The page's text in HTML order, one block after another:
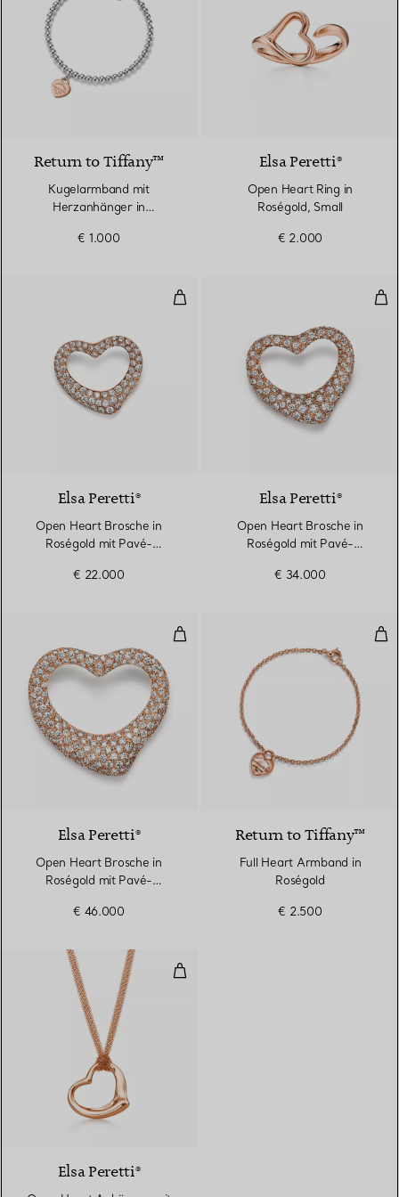
Return to Tiffany™
Kugelarmband mit
Herzanhänger in
4 mm
€ 1.000
Elsa Peretti®
Open Heart Ring in
Roségold, Small
€ 2.000
Open Heart Brosche in
Elsa Peretti®
Open Heart Brosche in
Roségold mit Pavé-
€ 22.000
Elsa Peretti®
Open Heart Brosche in
Roségold mit Pavé-
€ 34.000
Open Heart Brosche in
Elsa Peretti®
Open Heart Brosche in
Roségold mit Pavé-
€ 46.000
Return to Tiffany™
Full Heart Armband in
Roségold
€ 2.500
Open Heart Anhänger mit
Elsa Peretti®